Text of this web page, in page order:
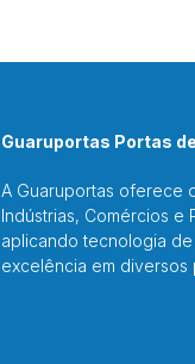
Guaruportas Portas
A Guaruportas oferece
Indústrias, Comércios e
aplicando tecnologia
excelência em